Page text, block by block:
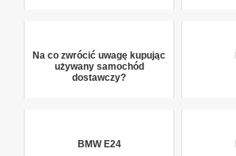
Na co zwrócić uwagę kupując
używany samochód
dostawczy?
BMW E24